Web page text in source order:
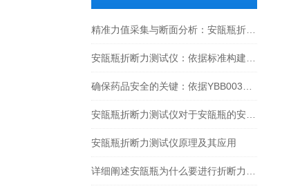
安瓿瓶折断力测试仪原理及其应用